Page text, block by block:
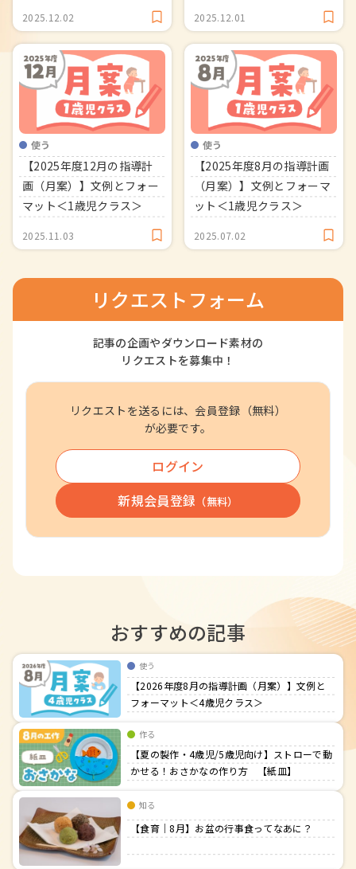
2025.12.02 2025.12.01
使う
【2025年度12月の指導計
画（月案）】文例とフォー
マット＜1歳児クラス＞
2025.11.03
使う
【2025年度8月の指導計画
（月案）】文例とフォーマ
ット＜1歳児クラス＞
2025.07.02
リクエストフォーム
記事の企画やダウンロード素材の
リクエストを募集中！
リクエストを送るには、会員登録（無料）
が必要です。
ログイン
新規会員登録 （無料）
おすすめの記事
使う
【2026年度8月の指導計画（月案）】文例と
フォーマット＜4歳児クラス＞
作る
【夏の製作・4歳児/5歳児向け】ストローで動
かせる！おさかなの作り方 【紙皿】
知る
【食育｜8月】お盆の行事食ってなあに？